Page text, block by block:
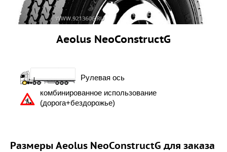
Aeolus NeoConstructG
Рулевая ось
комбинированное использование
(дорога+бездорожье)
Размеры Aeolus NeoConstructG для заказа